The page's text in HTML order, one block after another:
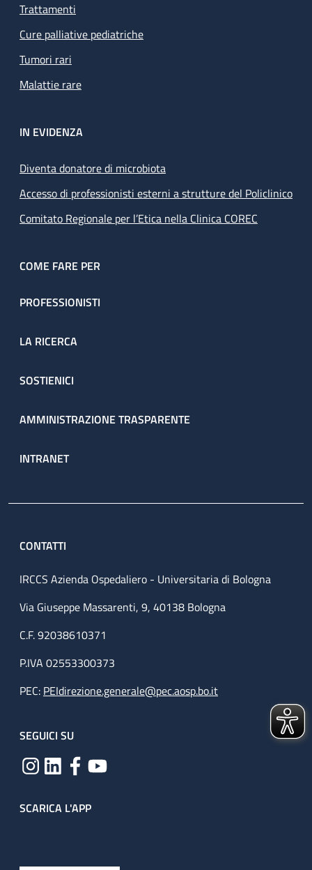
Trattamenti
Cure palliative pediatriche
Tumori rari
Malattie rare
IN EVIDENZA
Diventa donatore di microbiota
Accesso di professionisti esterni a strutture del Policlinico
Comitato Regionale per l’Etica nella Clinica COREC
COME FARE PER
PROFESSIONISTI
LA RICERCA
SOSTIENICI
AMMINISTRAZIONE TRASPARENTE
INTRANET
CONTATTI
IRCCS Azienda Ospedaliero - Universitaria di Bologna
Via Giuseppe Massarenti, 9, 40138 Bologna
C.F. 92038610371
P.IVA 02553300373
PEC: PEIdirezione.generale@pec.aosp.bo.it
SEGUICI SU
SCARICA L'APP